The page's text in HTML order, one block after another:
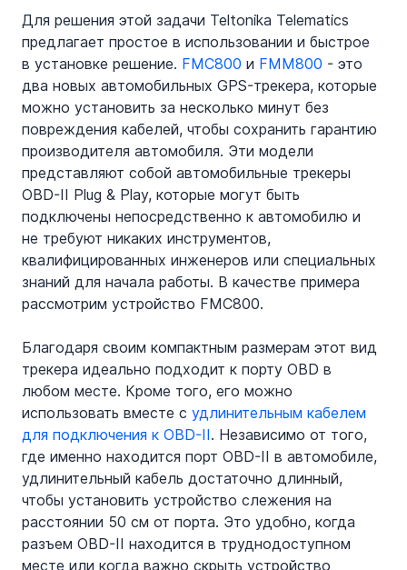
Для решения этой задачи Teltonika Telematics
предлагает простое в использовании и быстрое
в установке решение. FMC800 и FMM800 - это
два новых автомобильных GPS-трекера, которые
можно установить за несколько минут без
повреждения кабелей, чтобы сохранить гарантию
производителя автомобиля. Эти модели
представляют собой автомобильные трекеры
OBD-II Plug & Play, которые могут быть
подключены непосредственно к автомобилю и
не требуют никаких инструментов,
квалифицированных инженеров или специальных
знаний для начала работы. В качестве примера
рассмотрим устройство FMC800.
Благодаря своим компактным размерам этот вид
трекера идеально подходит к порту OBD в
любом месте. Кроме того, его можно
использовать вместе с удлинительным кабелем
для подключения к OBD-II. Независимо от того,
где именно находится порт OBD-II в автомобиле,
удлинительный кабель достаточно длинный,
чтобы установить устройство слежения на
расстоянии 50 см от порта. Это удобно, когда
разъем OBD-II находится в труднодоступном
месте или когда важно скрыть устройство